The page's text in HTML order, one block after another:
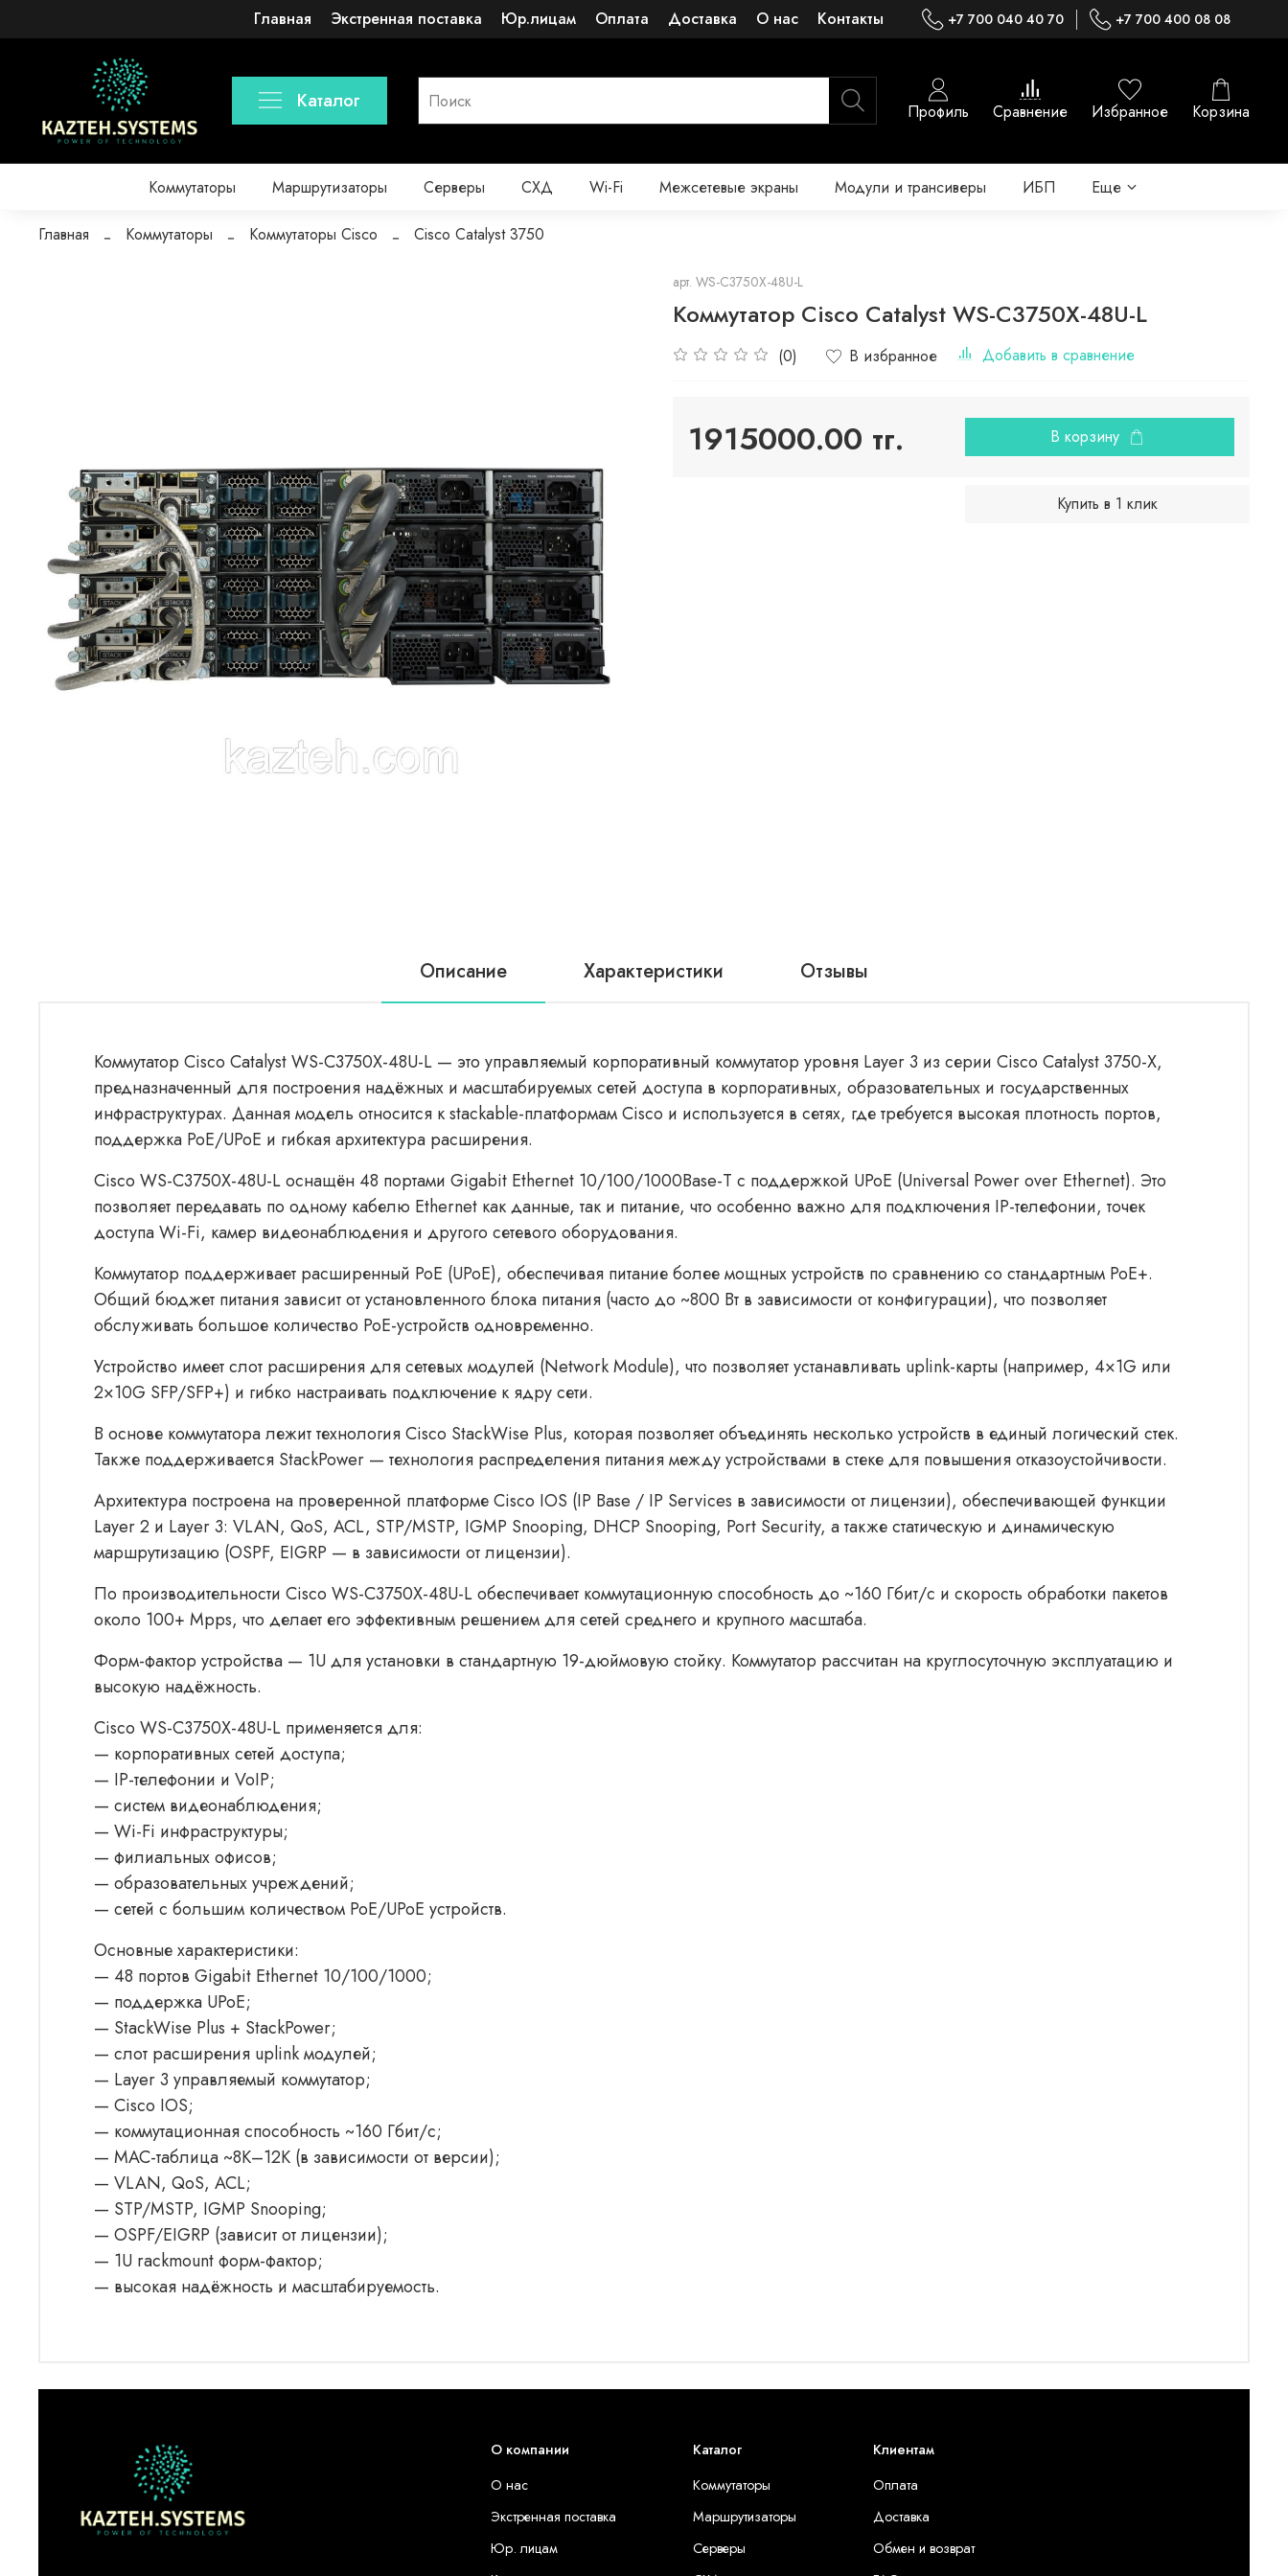
Главная Экстренная поставка Юр.лицам Оплата Доставка О нас Контакты +7 700 040 40 70 +7 700 400 08 08
Каталог Профиль Сравнение Избранное Корзина
Коммутаторы Маршрутизаторы Серверы СХД Wi-Fi Межсетевые экраны Модули и трансиверы ИБП Еще
Главная Коммутаторы Коммутаторы Cisco Cisco Catalyst 3750
арт. WS-C3750X-48U-L
Коммутатор Cisco Catalyst WS-C3750X-48U-L
(0) В избранное Добавить в сравнение
1915000.00 тг. В корзину
Купить в 1 клик
Описание Характеристики Отзывы
Коммутатор Cisco Catalyst WS-C3750X-48U-L — это управляемый корпоративный коммутатор уровня Layer 3 из серии Cisco Catalyst 3750-X,
предназначенный для построения надёжных и масштабируемых сетей доступа в корпоративных, образовательных и государственных
инфраструктурах. Данная модель относится к stackable-платформам Cisco и используется в сетях, где требуется высокая плотность портов,
поддержка PoE/UPoE и гибкая архитектура расширения.
Cisco WS-C3750X-48U-L оснащён 48 портами Gigabit Ethernet 10/100/1000Base-T с поддержкой UPoE (Universal Power over Ethernet). Это
позволяет передавать по одному кабелю Ethernet как данные, так и питание, что особенно важно для подключения IP-телефонии, точек
доступа Wi-Fi, камер видеонаблюдения и другого сетевого оборудования.
Коммутатор поддерживает расширенный PoE (UPoE), обеспечивая питание более мощных устройств по сравнению со стандартным PoE+.
Общий бюджет питания зависит от установленного блока питания (часто до ~800 Вт в зависимости от конфигурации), что позволяет
обслуживать большое количество PoE-устройств одновременно.
Устройство имеет слот расширения для сетевых модулей (Network Module), что позволяет устанавливать uplink-карты (например, 4×1G или
2×10G SFP/SFP+) и гибко настраивать подключение к ядру сети.
В основе коммутатора лежит технология Cisco StackWise Plus, которая позволяет объединять несколько устройств в единый логический стек.
Также поддерживается StackPower — технология распределения питания между устройствами в стеке для повышения отказоустойчивости.
Архитектура построена на проверенной платформе Cisco IOS (IP Base / IP Services в зависимости от лицензии), обеспечивающей функции
Layer 2 и Layer 3: VLAN, QoS, ACL, STP/MSTP, IGMP Snooping, DHCP Snooping, Port Security, а также статическую и динамическую
маршрутизацию (OSPF, EIGRP — в зависимости от лицензии).
По производительности Cisco WS-C3750X-48U-L обеспечивает коммутационную способность до ~160 Гбит/с и скорость обработки пакетов
около 100+ Mpps, что делает его эффективным решением для сетей среднего и крупного масштаба.
Форм-фактор устройства — 1U для установки в стандартную 19-дюймовую стойку. Коммутатор рассчитан на круглосуточную эксплуатацию и
высокую надёжность.
Cisco WS-C3750X-48U-L применяется для:
— корпоративных сетей доступа;
— IP-телефонии и VoIP;
— систем видеонаблюдения;
— Wi-Fi инфраструктуры;
— филиальных офисов;
— образовательных учреждений;
— сетей с большим количеством PoE/UPoE устройств.
Основные характеристики:
— 48 портов Gigabit Ethernet 10/100/1000;
— поддержка UPoE;
— StackWise Plus + StackPower;
— слот расширения uplink модулей;
— Layer 3 управляемый коммутатор;
— Cisco IOS;
— коммутационная способность ~160 Гбит/с;
— MAC-таблица ~8K–12K (в зависимости от версии);
— VLAN, QoS, ACL;
— STP/MSTP, IGMP Snooping;
— OSPF/EIGRP (зависит от лицензии);
— 1U rackmount форм-фактор;
— высокая надёжность и масштабируемость.
О компании
О нас
Экстренная поставка
Юр. лицам
Каталог
Коммутаторы
Маршрутизаторы
Серверы
Клиентам
Оплата
Доставка
Обмен и возврат